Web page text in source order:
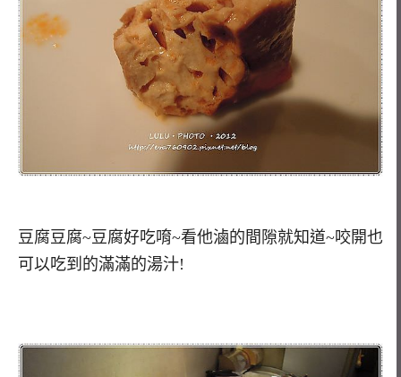
豆腐豆腐~豆腐好吃唷~看他滷的間隙就知道~咬開也
可以吃到的滿滿的湯汁!